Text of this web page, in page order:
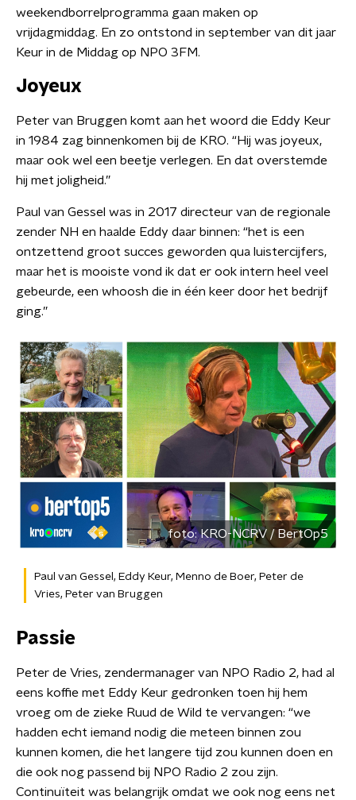
weekendborrelprogramma gaan maken op
vrijdagmiddag. En zo ontstond in september van dit jaar
Keur in de Middag op NPO 3FM.
Joyeux
Peter van Bruggen komt aan het woord die Eddy Keur
in 1984 zag binnenkomen bij de KRO. “Hij was joyeux,
maar ook wel een beetje verlegen. En dat overstemde
hij met joligheid.”
Paul van Gessel was in 2017 directeur van de regionale
zender NH en haalde Eddy daar binnen: “het is een
ontzettend groot succes geworden qua luistercijfers,
maar het is mooiste vond ik dat er ook intern heel veel
gebeurde, een whoosh die in één keer door het bedrijf
ging.”
foto:KRO-NCRV / BertOp5
Paul van Gessel, Eddy Keur, Menno de Boer, Peter de
Vries, Peter van Bruggen
Passie
Peter de Vries, zendermanager van NPO Radio 2, had al
eens koffie met Eddy Keur gedronken toen hij hem
vroeg om de zieke Ruud de Wild te vervangen: “we
hadden echt iemand nodig die meteen binnen zou
kunnen komen, die het langere tijd zou kunnen doen en
die ook nog passend bij NPO Radio 2 zou zijn.
Continuïteit was belangrijk omdat we ook nog eens net